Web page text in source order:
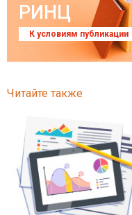
РИНЦ
К условиям публикации
Читайте также